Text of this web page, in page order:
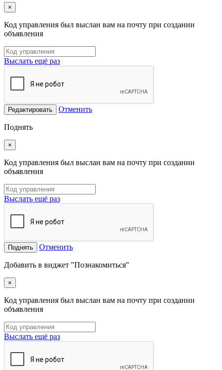
×
Код управления был выслан вам на почту при создании
объявления
Выслать ещё раз
Редактировать Отменить
Поднять
×
Код управления был выслан вам на почту при создании
объявления
Выслать ещё раз
Поднять Отменить
Добавить в виджет "Познакомиться"
×
Код управления был выслан вам на почту при создании
объявления
Выслать ещё раз